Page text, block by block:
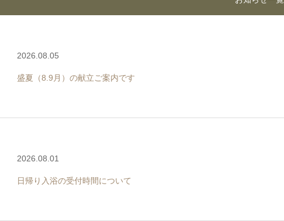
2026.08.05
盛夏（8.9月）の献立ご案内です
2026.08.01
日帰り入浴の受付時間について